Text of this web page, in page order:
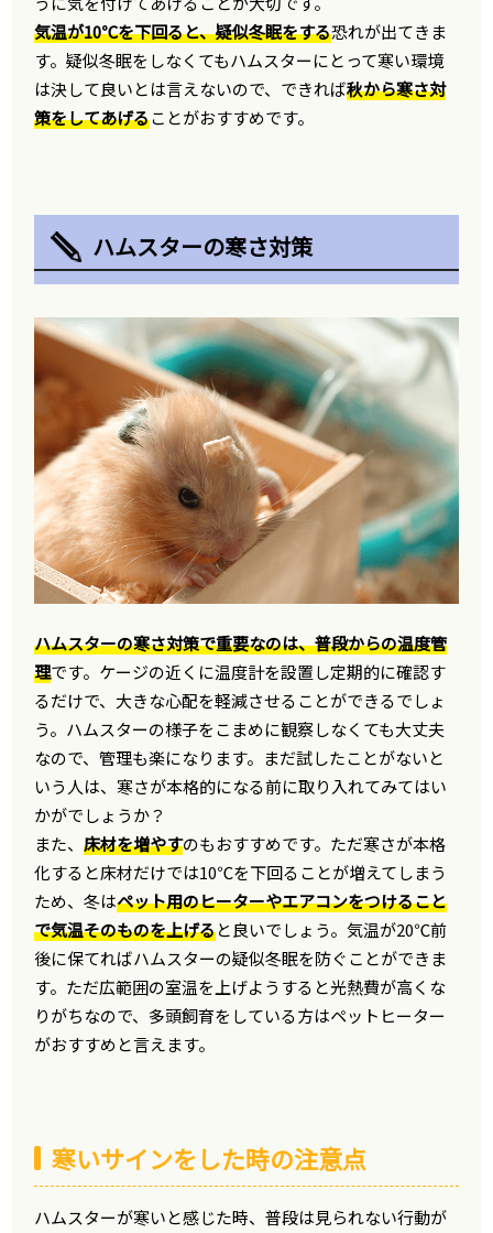
気温が10℃を下回ると、疑似冬眠をする恐れが出てきま
す。疑似冬眠をしなくてもハムスターにとって寒い環境
は決して良いとは言えないので、できれば秋から寒さ対
策をしてあげることがおすすめです。
ハムスターの寒さ対策
ハムスターの寒さ対策で重要なのは、普段からの温度管
理です。ケージの近くに温度計を設置し定期的に確認す
るだけで、大きな心配を軽減させることができるでしょ
う。ハムスターの様子をこまめに観察しなくても大丈夫
なので、管理も楽になります。まだ試したことがないと
いう人は、寒さが本格的になる前に取り入れてみてはい
かがでしょうか？
また、床材を増やすのもおすすめです。ただ寒さが本格
化すると床材だけでは10℃を下回ることが増えてしまう
ため、冬はペット用のヒーターやエアコンをつけること
で気温そのものを上げると良いでしょう。気温が20℃前
後に保てればハムスターの疑似冬眠を防ぐことができま
す。ただ広範囲の室温を上げようすると光熱費が高くな
りがちなので、多頭飼育をしている方はペットヒーター
がおすすめと言えます。
寒いサインをした時の注意点
ハムスターが寒いと感じた時、普段は見られない行動が